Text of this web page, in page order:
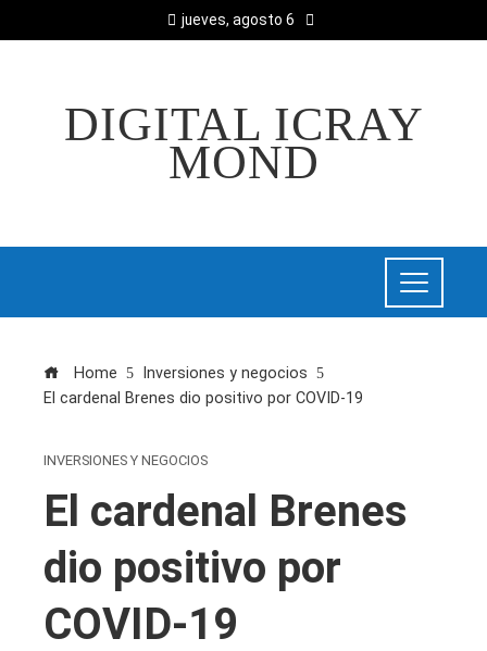
jueves, agosto 6
DIGITAL ICRAY
MOND
Home
Inversiones y negocios
El cardenal Brenes dio positivo por COVID-19
INVERSIONES Y NEGOCIOS
El cardenal Brenes
dio positivo por
COVID-19